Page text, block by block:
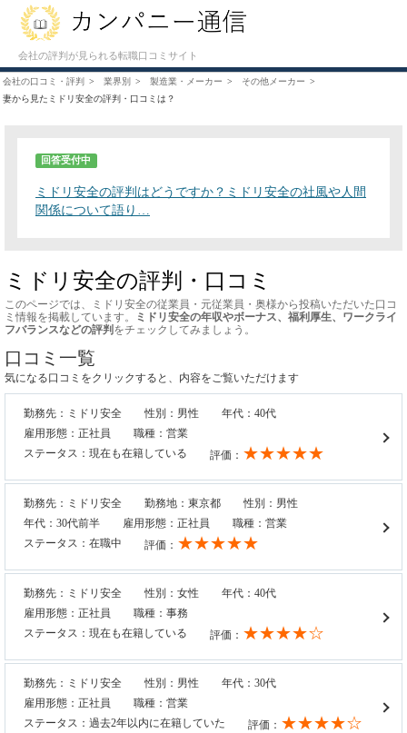
会社の評判が見られる転職口コミサイト
会社の口コミ・評判 業界別 製造業・メーカー
その他メーカー
妻から見たミドリ安全の評判・口コミは？
回答受付中
ミドリ安全の評判はどうですか？ミドリ安全の社風や人間
関係について語り…
ミドリ安全の評判・口コミ
このページでは、ミドリ安全の従業員・元従業員・奥様から投稿いただいた口コ
ミ情報を掲載しています。
ミドリ安全の年収やボーナス、福利厚生、ワークライ
フバランスなどの評判 をチェックしてみましょう。
口コミ一覧
気になる口コミをクリックすると、内容をご覧いただけます
勤務先：ミドリ安全 性別：男性
年代：40代
雇用形態：正社員
職種：営業
ステータス：現在も在籍している
評価： ★★★★★
勤務先：ミドリ安全 勤務地：東京都
性別：男性
年代：30代前半
雇用形態：正社員
職種：営業
ステータス：在職中
評価： ★★★★★
勤務先：ミドリ安全 性別：女性
年代：40代
雇用形態：正社員
職種：事務
ステータス：現在も在籍している
評価： ★★★★☆
勤務先：ミドリ安全 性別：男性
年代：30代
雇用形態：正社員
職種：営業
ステータス：過去2年以内に在籍していた
評価： ★★★★☆